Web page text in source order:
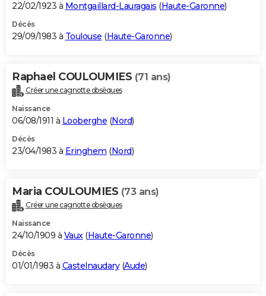
22/02/1923 à Montgaillard-Lauragais (Haute-Garonne)
Décès
29/09/1983 à Toulouse (Haute-Garonne)
Raphael COULOUMIES (71 ans)
Créer une cagnotte obsèques
Naissance
06/08/1911 à Looberghe (Nord)
Décès
23/04/1983 à Eringhem (Nord)
Maria COULOUMIES (73 ans)
Créer une cagnotte obsèques
Naissance
24/10/1909 à Vaux(Haute-Garonne)
Décès
01/01/1983 à Castelnaudary(Aude)